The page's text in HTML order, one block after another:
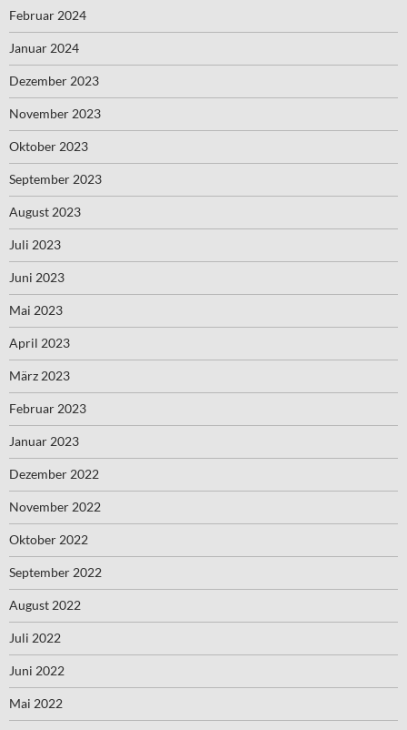
Februar 2024
Januar 2024
Dezember 2023
November 2023
Oktober 2023
September 2023
August 2023
Juli 2023
Juni 2023
Mai 2023
April 2023
März 2023
Februar 2023
Januar 2023
Dezember 2022
November 2022
Oktober 2022
September 2022
August 2022
Juli 2022
Juni 2022
Mai 2022